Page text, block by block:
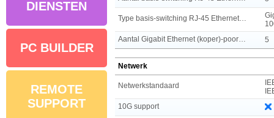
DIENSTEN
PC BUILDER
REMOTE
SUPPORT
5
Netwerk
Netwerkstandaard
10G support